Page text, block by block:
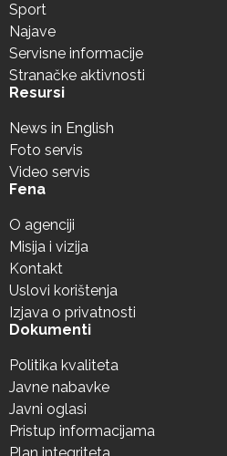
Sport
Najave
Servisne informacije
Stranačke aktivnosti
Resursi
News in English
Foto servis
Video servis
Fena
O agenciji
Misija i vizija
Kontakt
Uslovi korištenja
Izjava o privatnosti
Dokumenti
Politika kvaliteta
Javne nabavke
Javni oglasi
Pristup informacijama